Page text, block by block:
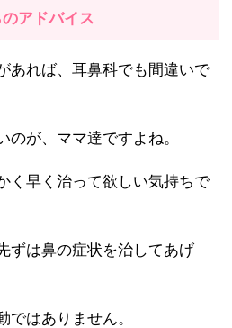
アドバイス
あれば、耳鼻科でも間違いで
のが、ママ達ですよね。
く早く治って欲しい気持ちで
ずは鼻の症状を治してあげ
ではありません。